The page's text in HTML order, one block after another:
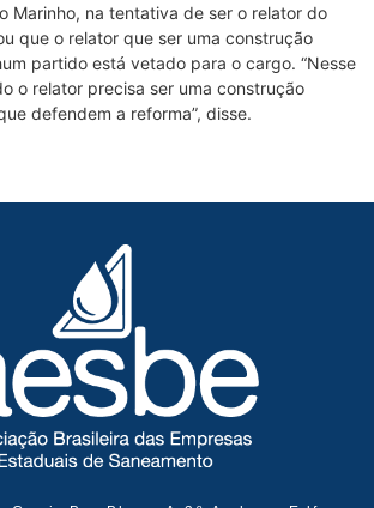
Marinho, na tentativa de ser o relator do
que o relator que ser uma construção
partido está vetado para o cargo. “Nesse
o relator precisa ser uma construção
defendem a reforma”, disse.